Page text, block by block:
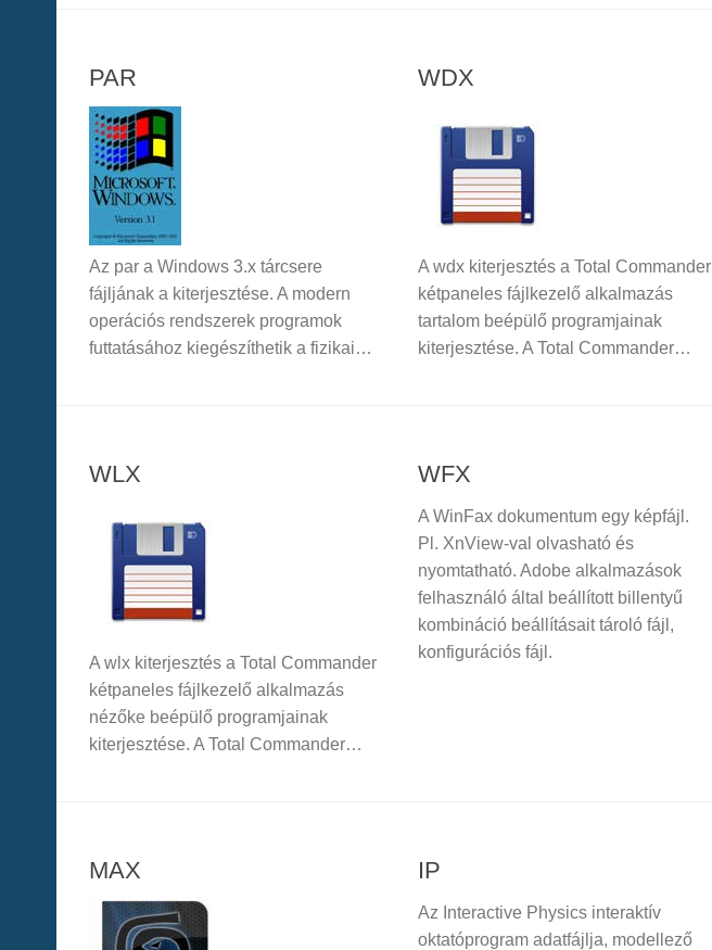
PAR
Az par a Windows 3.x tárcsere
fájljának a kiterjesztése. A modern
operációs rendszerek programok
futtatásához kiegészíthetik a fizikai…
WDX
A wdx kiterjesztés a Total Commander
kétpaneles fájlkezelő alkalmazás
tartalom beépülő programjainak
kiterjesztése. A Total Commander…
WLX
A wlx kiterjesztés a Total Commander
kétpaneles fájlkezelő alkalmazás
nézőke beépülő programjainak
kiterjesztése. A Total Commander…
WFX
A WinFax dokumentum egy képfájl.
Pl. XnView-val olvasható és
nyomtatható. Adobe alkalmazások
felhasználó által beállított billentyű
kombináció beállításait tároló fájl,
konfigurációs fájl.
MAX IP
Az Interactive Physics interaktív
oktatóprogram adatfájlja, modellező